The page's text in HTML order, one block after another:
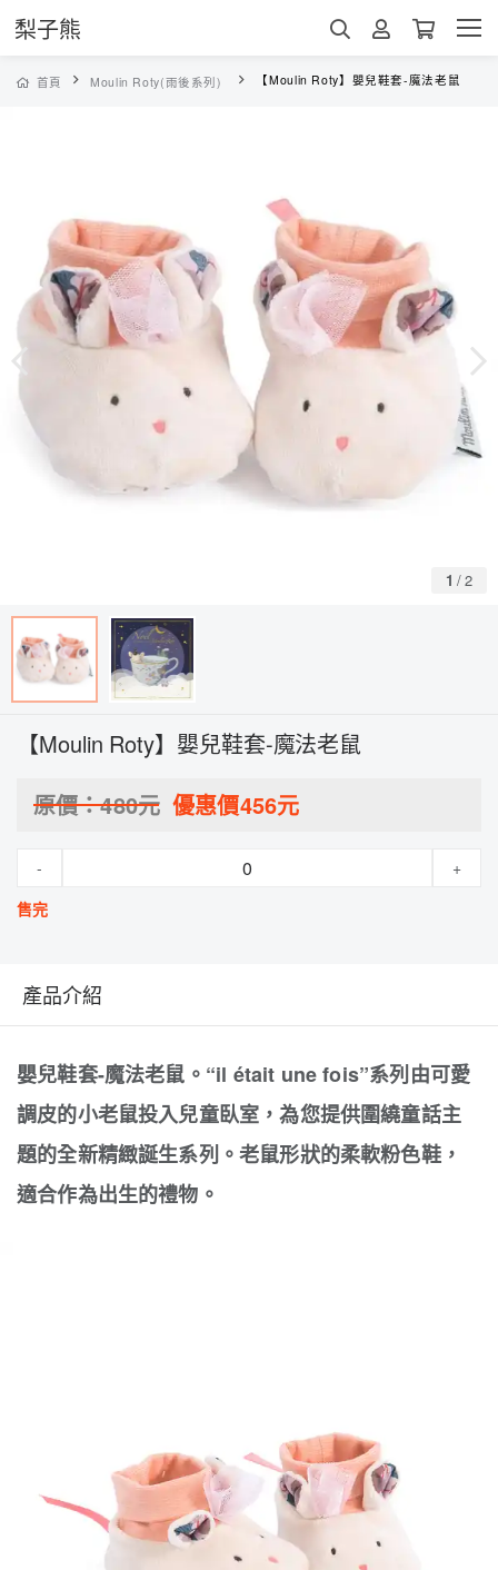
梨子熊
首頁 Moulin Roty(雨後系列) 【Moulin Roty】嬰兒鞋套-魔法老鼠
1 /2
【Moulin Roty】嬰兒鞋套-魔法老鼠
原價：480元 優惠價456元
-
+
售完
產品介紹
嬰兒鞋套-魔法老鼠。“il était une fois”系列由可愛
調皮的小老鼠投入兒童臥室，為您提供圍繞童話主
題的全新精緻誕生系列。老鼠形狀的柔軟粉色鞋，
適合作為出生的禮物。